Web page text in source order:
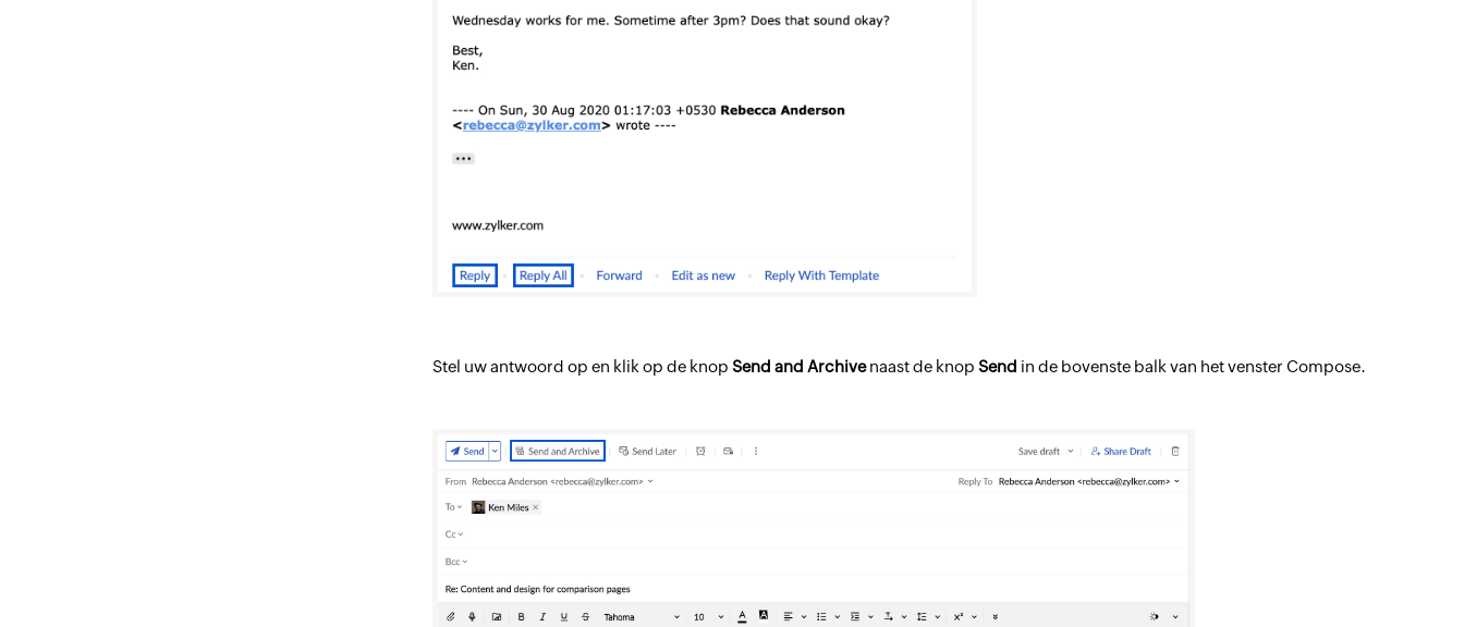
Stel uw antwoord op en klik op de knopSend and Archivenaast de knopSend in de bovenste balk van het venster Compose.